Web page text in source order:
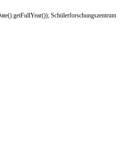
Schülerforschungszentrum